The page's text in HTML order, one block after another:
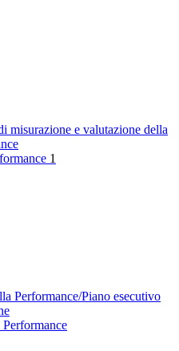
misurazione e valutazione della
1
Performance/Piano esecutivo